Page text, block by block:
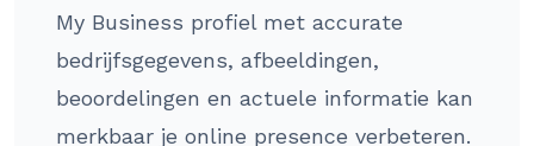
My Business profiel met accurate
bedrijfsgegevens, afbeeldingen,
beoordelingen en actuele informatie kan
merkbaar je online presence verbeteren.